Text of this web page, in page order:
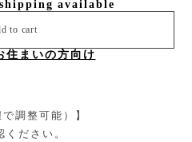
available
to cart
住まいの方向け
調整可能）】
ださい。